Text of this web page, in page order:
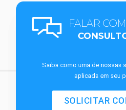
FALAR
Saiba como uma de nossas
aplicada em seu
SOLICITAR